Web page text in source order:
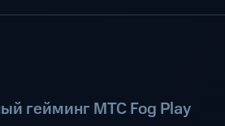
гейминг МТС Fog Play